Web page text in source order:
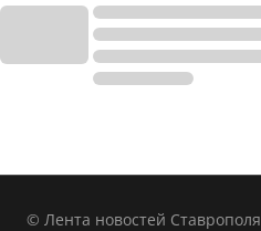
© Лента новостей Ставрополя